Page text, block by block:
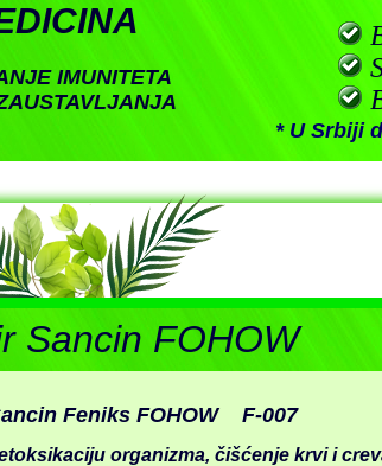
* U Srbiji
IMUNITETA
Sancin FOHOW
Feniks FOHOW F-007
organizma, čišćenje krvi i